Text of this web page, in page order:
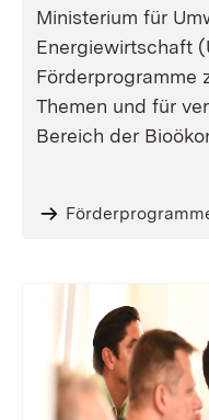
Ministerium für
Energiewirtschaft
Förderprogramme
Themen und für
Bereich der